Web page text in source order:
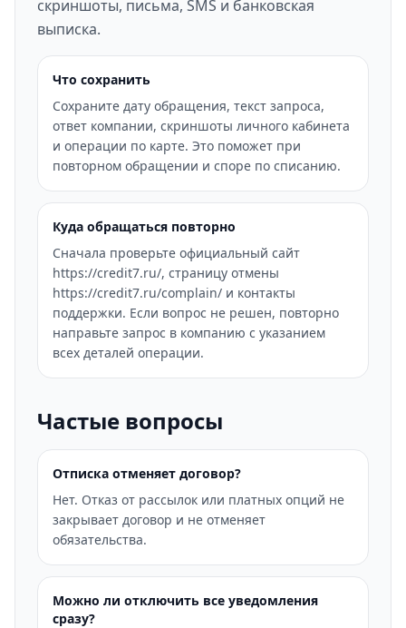
скриншоты, письма, SMS и банковская
выписка.
Что сохранить
Сохраните дату обращения, текст запроса,
ответ компании, скриншоты личного кабинета
и операции по карте. Это поможет при
повторном обращении и споре по списанию.
Куда обращаться повторно
Сначала проверьте официальный сайт
https://credit7.ru/, страницу отмены
https://credit7.ru/complain/ и контакты
поддержки. Если вопрос не решен, повторно
направьте запрос в компанию с указанием
всех деталей операции.
Частые вопросы
Отписка отменяет договор?
Нет. Отказ от рассылок или платных опций не
закрывает договор и не отменяет
обязательства.
Можно ли отключить все уведомления
сразу?